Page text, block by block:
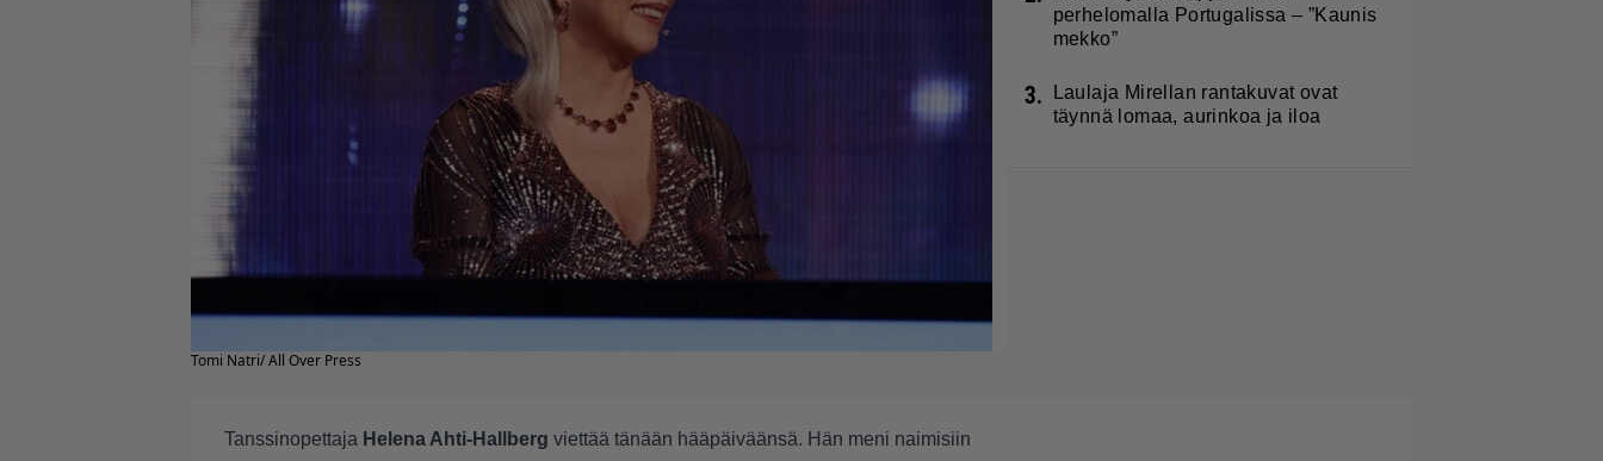
Tomi Natri/ All Over Press
perhelomalla Portugalissa – ”Kaunis
mekko”
3.
Laulaja Mirellan rantakuvat ovat
täynnä lomaa, aurinkoa ja iloa
Tanssinopettaja Helena Ahti-Hallberg viettää tänään hääpäiväänsä. Hän meni naimisiin